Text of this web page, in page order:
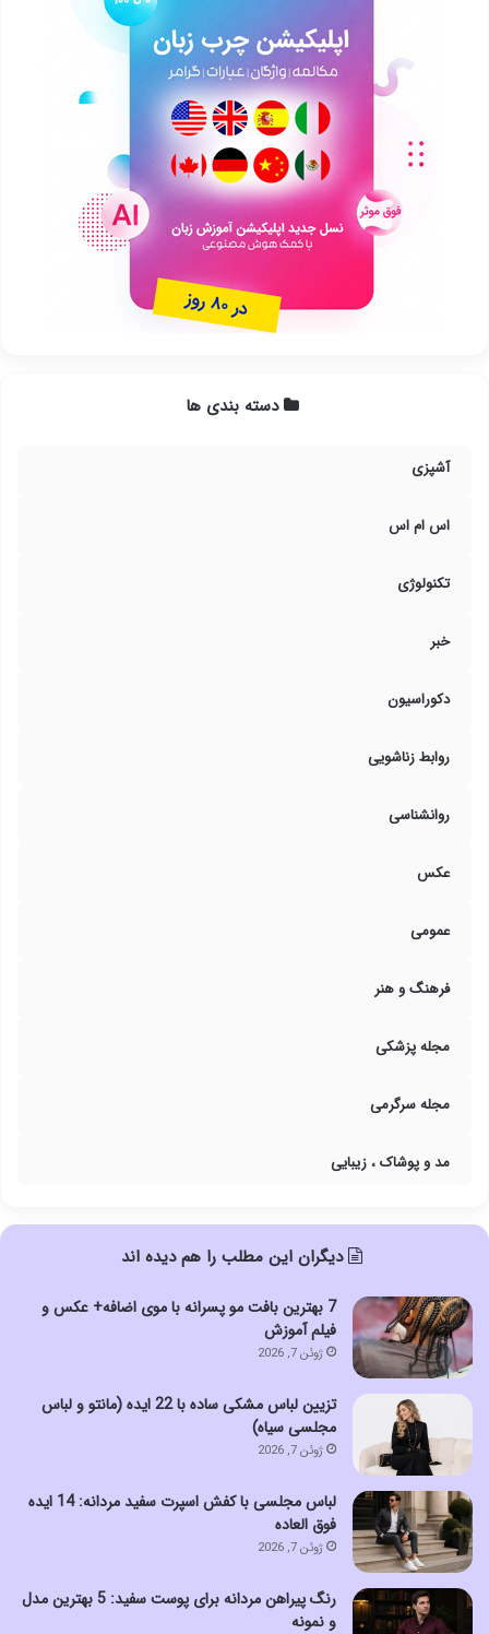
دسته بندی ها
آشپزی
اس ام اس
تکنولوژی
خبر
دکوراسیون
روابط زناشویی
روانشناسی
عکس
عمومی
فرهنگ و هنر
مجله پزشکی
مجله سرگرمی
مد و پوشاک ، زیبایی
دیگران این مطلب را هم دیده اند
7 بهترین بافت مو پسرانه با موی اضافه+ عکس و
فیلم آموزش
ژوئن 7, 2026
تزیین لباس مشکی ساده با 22 ایده (مانتو و لباس
مجلسی سیاه)
ژوئن 7, 2026
لباس مجلسی با کفش اسپرت سفید مردانه: 14 ایده
فوق العاده
ژوئن 7, 2026
رنگ پیراهن مردانه برای پوست سفید: 5 بهترین مدل
و نمونه